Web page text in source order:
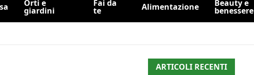
Orti e
giardini
Fai da
te Alimentazione Beauty e
benessere
ARTICOLI RECENTI